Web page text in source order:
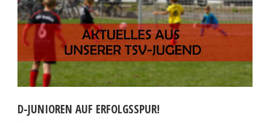
D-JUNIOREN AUF ERFOLGSSPUR!